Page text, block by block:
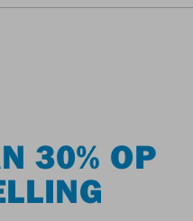
30% OP